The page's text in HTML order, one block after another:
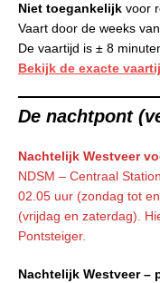
Niet toegankelijk voor
Vaart door de weeks
De vaartijd is ± 8
Bekijk de exacte
De nachtpont
Nachtelijk Westveer
NDSM – Centraal
02.05 uur (zondag tot
(vrijdag en zaterdag).
Pontsteiger.
Nachtelijk Westveer –